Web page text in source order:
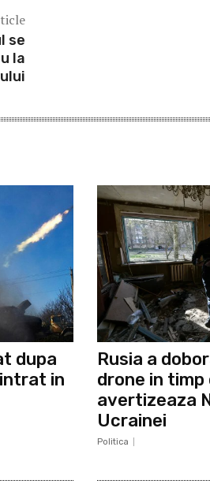
se
la
dupa
in
Rusia a
drone in timp
avertizeaza
Ucrainei
Politica